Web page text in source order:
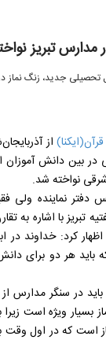
مدارس تبریز
تحصیلی جدید، زنگ نماز
از
دفتر نماینده ولی
تبریز با اشاره به
کرد: خداوند در
باید هر دو برای
در سنگر مدارس
بسیار ویژه است
است که در اول وقت